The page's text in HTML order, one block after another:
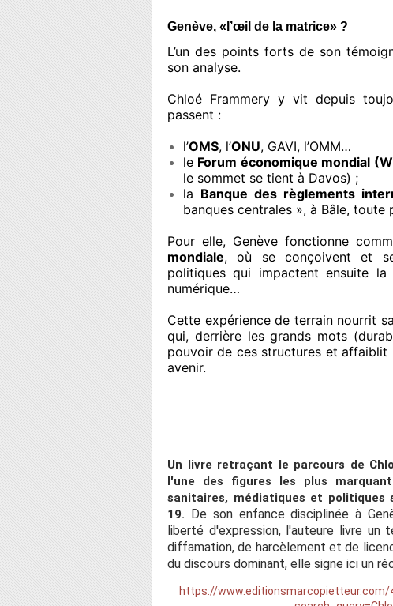
Genève, «l’œil de la matrice» ?
L’un des points forts de son
son analyse.
Chloé Frammery y vit depuis
passent :
l’OMS, l’ONU, GAVI, l’OMM…
le Forum économique mondial
le sommet se tient à Davos) ;
la Banque des règlements
banques centrales », à Bâle, toute
Pour elle, Genève fonctionne
mondiale, où se conçoivent et
politiques qui impactent ensuite
numérique…
Cette expérience de terrain nourrit
qui, derrière les grands mots
pouvoir de ces structures et
avenir.
Un livre retraçant le parcours de
l'une des figures les plus
sanitaires, médiatiques et politiques
19. De son enfance disciplinée à
liberté d'expression, l'auteure livre un
diffamation, de harcèlement et de
du discours dominant, elle signe ici un
https://www.editionsmarcopietteur.com/